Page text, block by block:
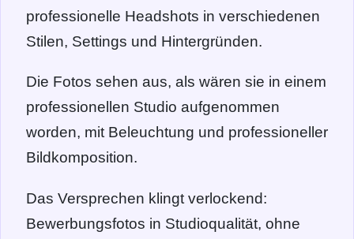
professionelle Headshots in verschiedenen
Stilen, Settings und Hintergründen.
Die Fotos sehen aus, als wären sie in einem
professionellen Studio aufgenommen
worden, mit Beleuchtung und professioneller
Bildkomposition.
Das Versprechen klingt verlockend:
Bewerbungsfotos in Studioqualität, ohne